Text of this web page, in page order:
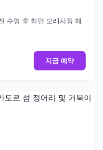
수영 후 하얀 모래사장 해
지금 예약